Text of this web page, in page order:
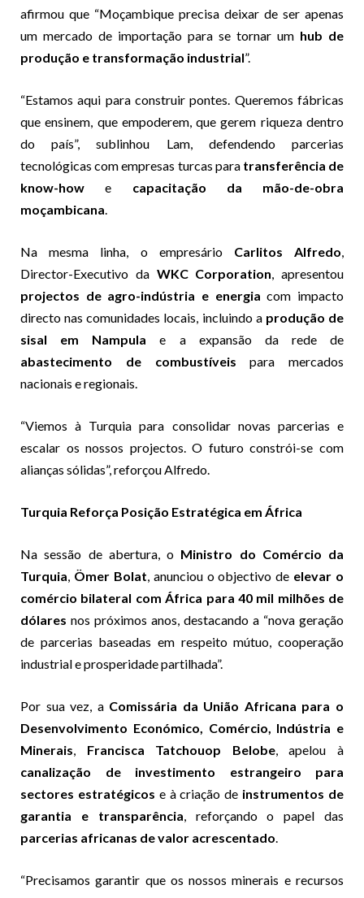
afirmou que “Moçambique precisa deixar de ser apenas
um mercado de importação para se tornar um hub de
produção e transformação industrial”.
“Estamos aqui para construir pontes. Queremos fábricas
que ensinem, que empoderem, que gerem riqueza dentro
do país”, sublinhou Lam, defendendo parcerias
tecnológicas com empresas turcas para transferência de
know-how e capacitação da mão-de-obra
moçambicana.
Na mesma linha, o empresário Carlitos Alfredo,
Director-Executivo da WKC Corporation, apresentou
projectos de agro-indústria e energia com impacto
directo nas comunidades locais, incluindo a produção de
sisal em Nampula e a expansão da rede de
abastecimento de combustíveis para mercados
nacionais e regionais.
“Viemos à Turquia para consolidar novas parcerias e
escalar os nossos projectos. O futuro constrói-se com
alianças sólidas”, reforçou Alfredo.
Turquia Reforça Posição Estratégica em África
Na sessão de abertura, o Ministro do Comércio da
Turquia, Ömer Bolat, anunciou o objectivo de elevar o
comércio bilateral com África para 40 mil milhões de
dólares nos próximos anos, destacando a “nova geração
de parcerias baseadas em respeito mútuo, cooperação
industrial e prosperidade partilhada”.
Por sua vez, a Comissária da União Africana para o
Desenvolvimento Económico, Comércio, Indústria e
Minerais, Francisca Tatchouop Belobe, apelou à
canalização de investimento estrangeiro para
sectores estratégicos e à criação de instrumentos de
garantia e transparência, reforçando o papel das
parcerias africanas de valor acrescentado.
“Precisamos garantir que os nossos minerais e recursos